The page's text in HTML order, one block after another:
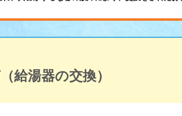
給湯器の交換）